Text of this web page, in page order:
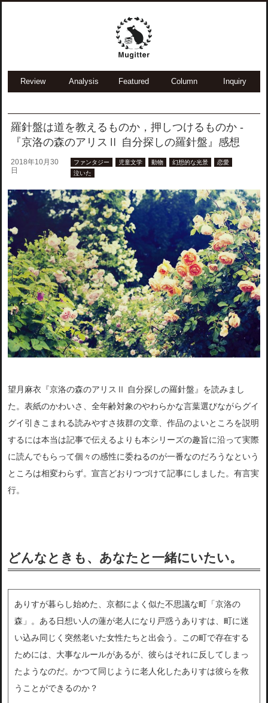
Review Analysis Featured Column Inquiry
羅針盤は道を教えるものか，押しつけるものか -
『京洛の森のアリスⅡ 自分探しの羅針盤』感想
2018年10月30
日
ファンタジー 児童文学 動物 幻想的な光景
恋愛
泣いた
望月麻衣『京洛の森のアリスⅡ 自分探しの羅針盤』を読みまし
た。表紙のかわいさ、全年齢対象のやわらかな言葉選びながらグイ
グイ引きこまれる読みやすさ抜群の文章、作品のよいところを説明
するには本当は記事で伝えるよりも本シリーズの趣旨に沿って実際
に読んでもらって個々の感性に委ねるのが一番なのだろうなという
ところは相変わらず。宣言どおりつづけて記事にしました。有言実
行。
どんなときも、あなたと 一緒にいたい。
ありすが暮らし始めた、京都によく似た不思議な町「京洛の
森」。ある日想い人の蓮が老人になり戸惑うありすは、町に迷
い込み同じく突然老いた女性たちと出会う。この町で存在する
ためには、大事なルールがあるが、彼らはそれに反してしまっ
たようなのだ。かつて同じように老人化したありすは彼らを救
うことができるのか？